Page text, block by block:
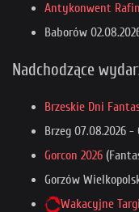
Antykonwent
Baborów
Nadchodzące
Brzeskie Dni
Brzeg 07.08.2026 -
Gorcon 2026
Gorzów
Wakacyjne